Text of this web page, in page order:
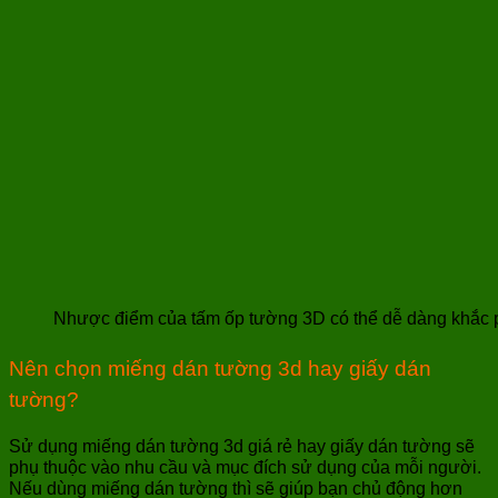
Nhược điểm của tấm ốp tường 3D có thể dễ dàng khắc
Nên chọn miếng dán tường 3d hay giấy dán
tường?
Sử dụng miếng dán tường 3d giá rẻ hay giấy dán tường sẽ
phụ thuộc vào nhu cầu và mục đích sử dụng của mỗi người.
Nếu dùng miếng dán tường thì sẽ giúp bạn chủ động hơn